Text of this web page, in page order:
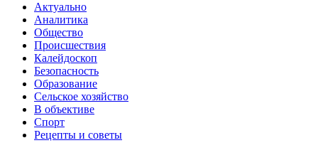
Актуально
Аналитика
Общество
Происшествия
Калейдоскоп
Безопасность
Образование
Сельское хозяйство
В объективе
Спорт
Рецепты и советы